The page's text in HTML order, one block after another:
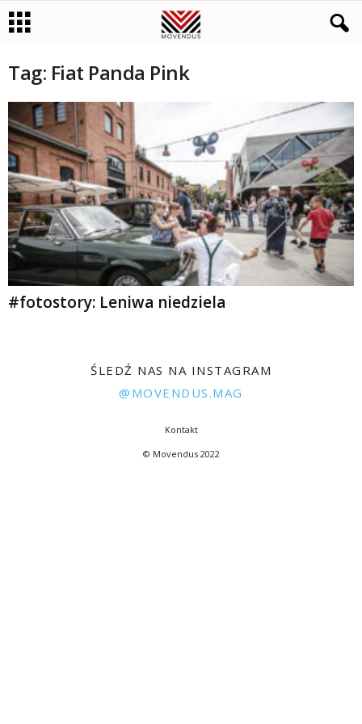
Tag: Fiat Panda Pink
#fotostory: Leniwa niedziela
ŚLEDŹ NAS NA INSTAGRAM
@MOVENDUS.MAG
Kontakt
© Movendus 2022